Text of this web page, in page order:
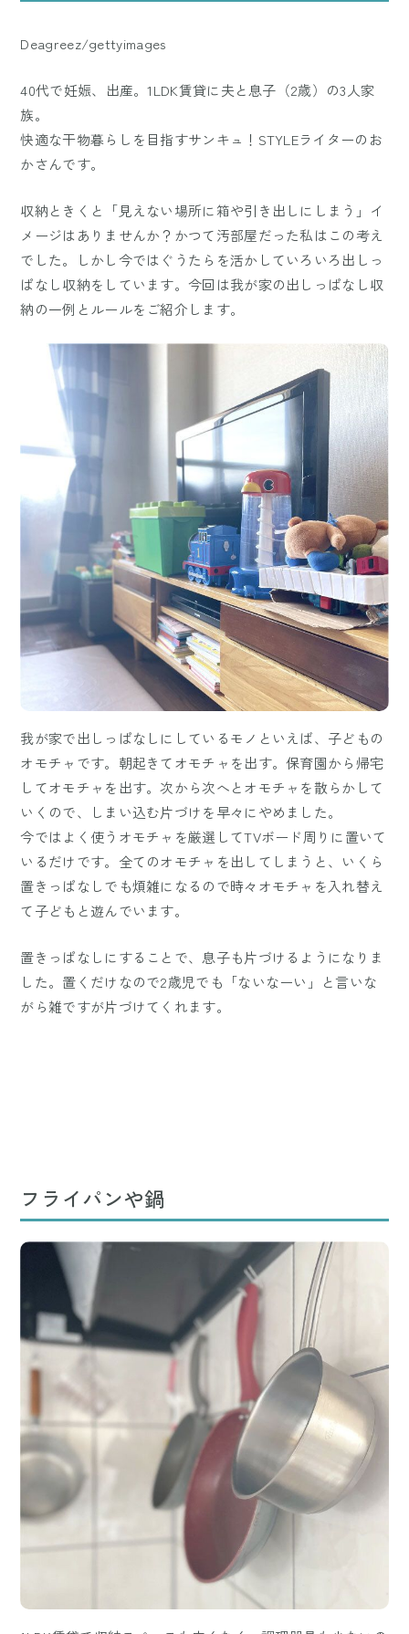
Deagreez/gettyimages
40代で妊娠、出産。1LDK賃貸に夫と息子（2歳）の3人家
族。
快適な干物暮らしを目指すサンキュ！STYLEライターのお
かさんです。
収納ときくと「見えない場所に箱や引き出しにしまう」イ
メージはありませんか？かつて汚部屋だった私はこの考え
でした。しかし今ではぐうたらを活かしていろいろ出しっ
ぱなし収納をしています。今回は我が家の出しっぱなし収
納の一例とルールをご紹介します。
我が家で出しっぱなしにしているモノといえば、子どもの
オモチャです。朝起きてオモチャを出す。保育園から帰宅
してオモチャを出す。次から次へとオモチャを散らかして
いくので、しまい込む片づけを早々にやめました。
今ではよく使うオモチャを厳選してTVボード周りに置いて
いるだけです。全てのオモチャを出してしまうと、いくら
置きっぱなしでも煩雑になるので時々オモチャを入れ替え
て子どもと遊んでいます。
置きっぱなしにすることで、息子も片づけるようになりま
した。置くだけなので2歳児でも「ないなーい」と言いな
がら雑ですが片づけてくれます。
フライパンや鍋